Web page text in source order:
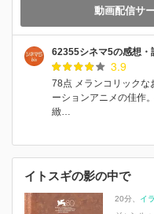
動画配信サ
62355シネマ5の感想・
3.9
78点 メランコリックな
ーションアニメの佳作
緻…
イトスギの影の中で
20分
イ